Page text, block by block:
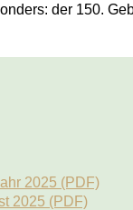
der 150.
2025 (PDF)
2025 (PDF)